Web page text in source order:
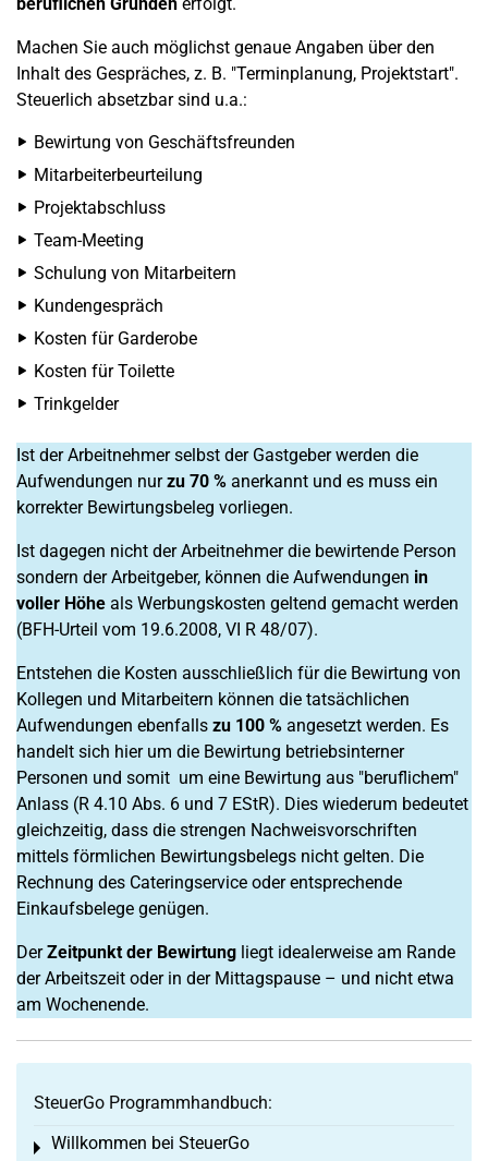
Machen Sie auch möglichst genaue Angaben über den
Inhalt des Gespräches, z. B. "Terminplanung, Projektstart".
Steuerlich absetzbar sind u.a.:
Bewirtung von Geschäftsfreunden
Mitarbeiterbeurteilung
Projektabschluss
Team-Meeting
Schulung von Mitarbeitern
Kundengespräch
Kosten für Garderobe
Kosten für Toilette
Trinkgelder
Ist der Arbeitnehmer selbst der Gastgeber werden die
Aufwendungen nurzu 70 % anerkannt und es muss ein
korrekter Bewirtungsbeleg vorliegen.
Ist dagegen nicht der Arbeitnehmer die bewirtende Person
sondern der Arbeitgeber, können die Aufwendungen in
voller Höhe als Werbungskosten geltend gemacht werden
(BFH-Urteil vom 19.6.2008, VI R 48/07).
Entstehen die Kosten ausschließlich für die Bewirtung von
Kollegen und Mitarbeitern können die tatsächlichen
Aufwendungen ebenfalls zu 100 % angesetzt werden. Es
handelt sich hier um die Bewirtung betriebsinterner
Personen und somit um eine Bewirtung aus "beruflichem"
Anlass (R 4.10 Abs. 6 und 7 EStR). Dies wiederum bedeutet
gleichzeitig, dass die strengen Nachweisvorschriften
mittels förmlichen Bewirtungsbelegs nicht gelten. Die
Rechnung des Cateringservice oder entsprechende
Einkaufsbelege genügen.
DerZeitpunkt der Bewirtung liegt idealerweise am Rande
der Arbeitszeit oder in der Mittagspause – und nicht etwa
am Wochenende.
SteuerGo Programmhandbuch:
Willkommen bei SteuerGo
Toggle menu